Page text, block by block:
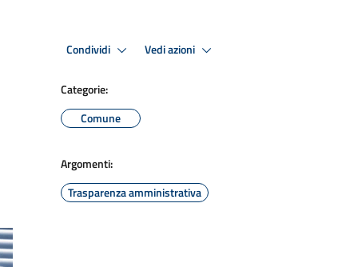
Condividi Vedi azioni
Categorie:
Comune
Argomenti:
Trasparenza amministrativa